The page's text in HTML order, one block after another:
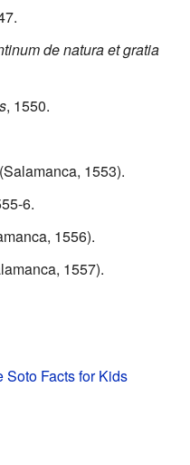
de natura et gratia
, 1550.
1553).
6.
1556).
1557).
Soto Facts for Kids